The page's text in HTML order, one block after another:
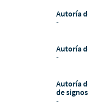
Autoría
-
Autoría
-
Autoría
de
-